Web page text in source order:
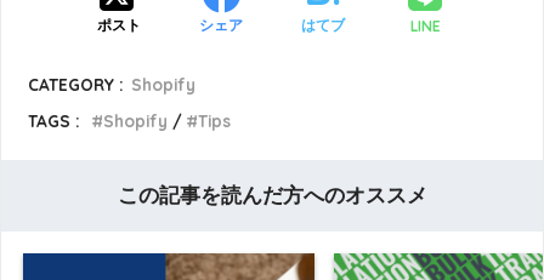
ポスト シェア はてブ LINE
CATEGORY : Shopify
TAGS :
Shopify Tips
この記事を読んだ方へのオススメ